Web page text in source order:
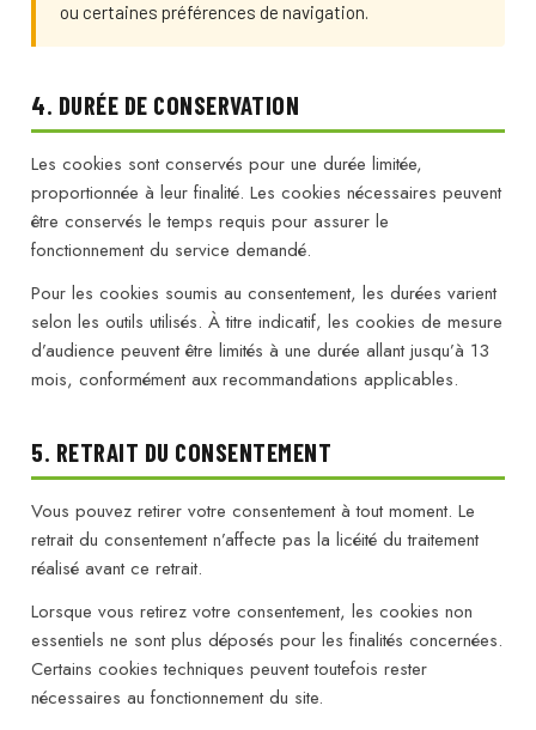
ou certaines préférences de navigation.
4. DURÉE DE CONSERVATION
Les cookies sont conservés pour une durée limitée,
proportionnée à leur finalité. Les cookies nécessaires peuvent
être conservés le temps requis pour assurer le
fonctionnement du service demandé.
Pour les cookies soumis au consentement, les durées varient
selon les outils utilisés. À titre indicatif, les cookies de mesure
d’audience peuvent être limités à une durée allant jusqu’à 13
mois, conformément aux recommandations applicables.
5. RETRAIT DU CONSENTEMENT
Vous pouvez retirer votre consentement à tout moment. Le
retrait du consentement n’affecte pas la licéité du traitement
réalisé avant ce retrait.
Lorsque vous retirez votre consentement, les cookies non
essentiels ne sont plus déposés pour les finalités concernées.
Certains cookies techniques peuvent toutefois rester
nécessaires au fonctionnement du site.